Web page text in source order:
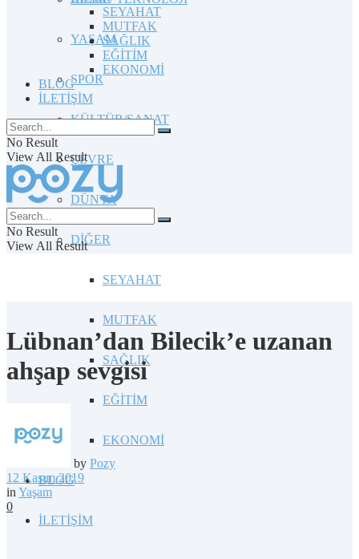
YAŞAM
SPOR
KÜLTÜR/SANAT
ÇEVRE
DÜNYA
DİĞER
SEYAHAT
MUTFAK
SAĞLIK
EĞİTİM
EKONOMİ
BLOG
İLETİŞİM
SEYAHAT
MUTFAK
SAĞLIK
EĞİTİM
EKONOMİ
BLOG
İLETİŞİM
No Result
View All Result
No Result
View All Result
Lübnan’dan Bilecik’e uzanan
ahşap sevgisi
by Pozy
12 Kasım 2019
in Yaşam
0